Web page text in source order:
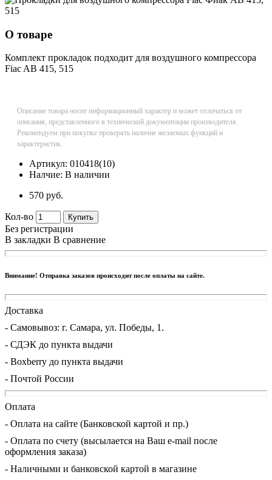
О товаре
Комплект прокладок подходит для воздушного компрессора
Fiac AB 415, 515
Описание товара носит информационный характер и может отличаться от
описания, представленного в технической документации производителя.
Рекомендуем при покупке проверять наличие желаемых функций и
характеристик.
Артикул: 010418(10)
Налчие: В наличии
570 руб.
Кол-во Купить
Без регистрации
В закладки В сравнение
Внимание! Отправка заказов происходит после оплаты на сайте.
Доставка
- Cамовывоз: г. Самара, ул. Победы, 1.
- СДЭК до пункта выдачи
- Boxberry до пункта выдачи
- Почтой России
Оплата
- Оплата на сайте (Банковской картой и пр.)
- Оплата по счету (высылается на Ваш e-mail после
оформления заказа)
- Наличными и банковской картой в магазине